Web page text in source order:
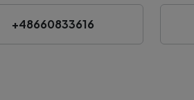
+48660833616